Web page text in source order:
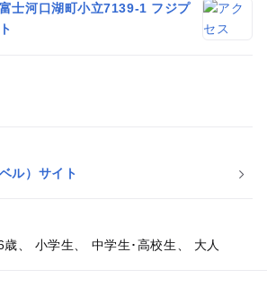
士河口湖町小立7139-1 フジプ
ル）サイト
、 小学生、 中学生･高校生、 大人